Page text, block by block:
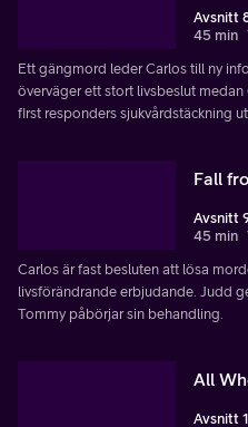
Avsnitt
45 min
Ett gängmord leder Carlos till ny
överväger ett stort livsbeslut
first responders sjukvårdstäckning
Fall
Avsnitt
45 min
Carlos är fast besluten att lösa
livsförändrande erbjudande. Judd
Tommy påbörjar sin behandling.
All
Avsnitt